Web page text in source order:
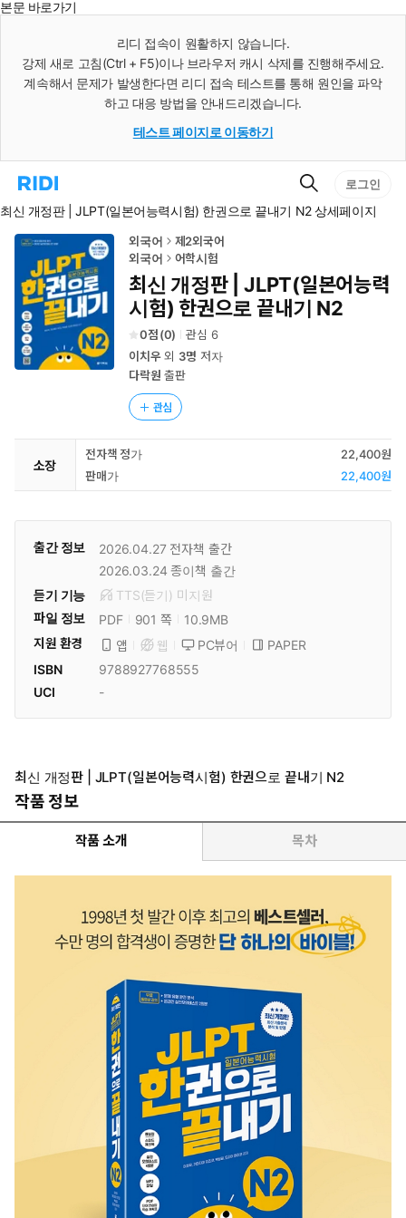
본문 바로가기
리디 접속이 원활하지 않습니다.
강제 새로 고침(Ctrl + F5)이나 브라우저 캐시 삭제를 진행해주세요.
계속해서 문제가 발생한다면 리디 접속 테스트를 통해 원인을 파악
하고 대응 방법을 안내드리겠습니다.
테스트 페이지로 이동하기
리
홈
로
검
색
로그인
최신 개정판 | JLPT(일본어능력시험) 한권으로 끝내기 N2 상세페이지
외국어
제2외국어
외국어
어학시험
최신 개정판 | JLPT(일본어능력
시험) 한권으로 끝내기 N2
0 (0) 관심 6
이치우외 3명 저자
다락원 출판
관심
소장
전자책 정가
22,400원
판매가
22,400원
출간 정보 2026.04.27 전자책 출간
2026.03.24 종이책 출간
듣기 기능
TTS(듣기) 미 지원
파일 정보
PDF 901 쪽
10.9MB
지원 환경
앱 웹 PC뷰어
PAPER
ISBN
9788927768555
UCI
-
최신 개정판 | JLPT(일본어능력시험) 한권으로 끝내기 N2
작품 정보
작품 소개 목차